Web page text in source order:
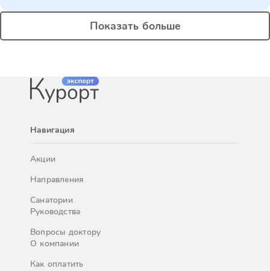
Показать больше
Навигация
Акции
Направления
Санатории
Руководства
Вопросы доктору
О компании
Как оплатить